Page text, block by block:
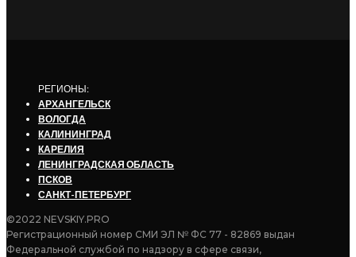
РЕГИОНЫ:
АРХАНГЕЛЬСК
ВОЛОГДА
КАЛИНИНГРАД
КАРЕЛИЯ
ЛЕНИНГРАДСКАЯ ОБЛАСТЬ
ПСКОВ
САНКТ-ПЕТЕРБУРГ
©2022 NEVSKIY.PRO
Регистрационный номер СМИ ЭЛ № ФС 77 - 82869 выдан
Федеральной службой по надзору в сфере связи,